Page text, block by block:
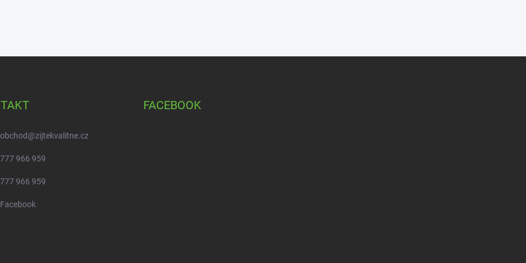
obchod@zijtekvalitne.cz
777 966 959
777 966 959
Facebook
FACEBOOK